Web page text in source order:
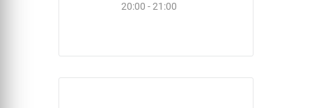
20:00 - 21:00